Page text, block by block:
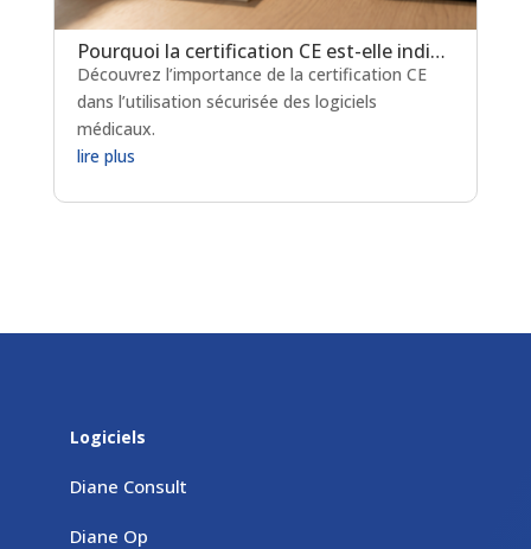
Pourquoi la certification CE est-elle indispensable pour les logiciels de prescription médicamenteuse ?
Découvrez l’importance de la certification CE
dans l’utilisation sécurisée des logiciels
médicaux.
lire plus
Logiciels
Diane Consult
Diane Op